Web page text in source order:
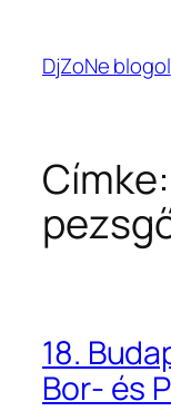
tartalomhoz
DjZoNe blogol
Címke:
18.
Bor- és